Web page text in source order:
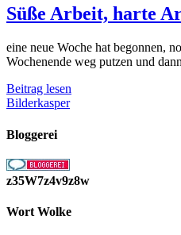
mich
so
Internet
denn
Süße Arbeit, harte
eine neue Woche hat begonnen,
Wochenende weg putzen und
Beitrag lesen
Bilderkasper
Bloggerei
z35W7z4v9z8w
Wort Wolke